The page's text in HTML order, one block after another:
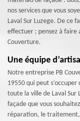
nos services que vous
Laval Sur Luzege. De ce
effectuer ; pensez à faire
Couverture.
Une équipe
Notre entreprise PB
19550 qui peut
toute la ville de Laval Sur
façade que vous
réparation, le